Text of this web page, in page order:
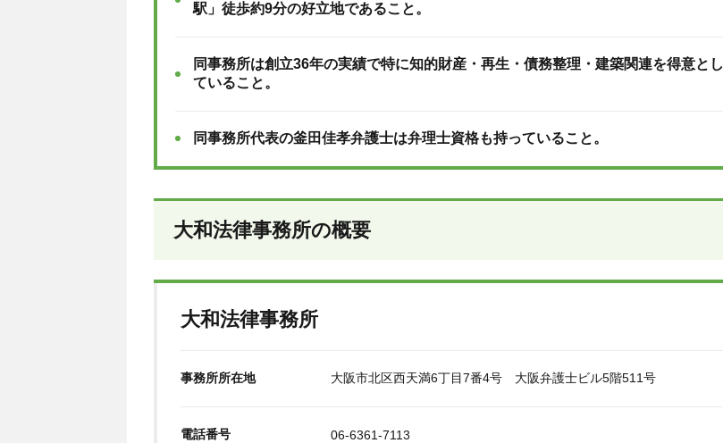
駅」徒歩約9分の好立地であること。
同事務所は創立36年の実績で特に知的財産・再生・債務整理・建築関連を得意とし
ていること。
同事務所代表の釜田佳孝弁護士は弁理士資格も持っていること。
大和法律事務所の概要
大和法律事務所
事務所所在地 大阪市北区西天満6丁目7番4号 大阪弁護士ビル5階511号
電話番号 06-6361-7113